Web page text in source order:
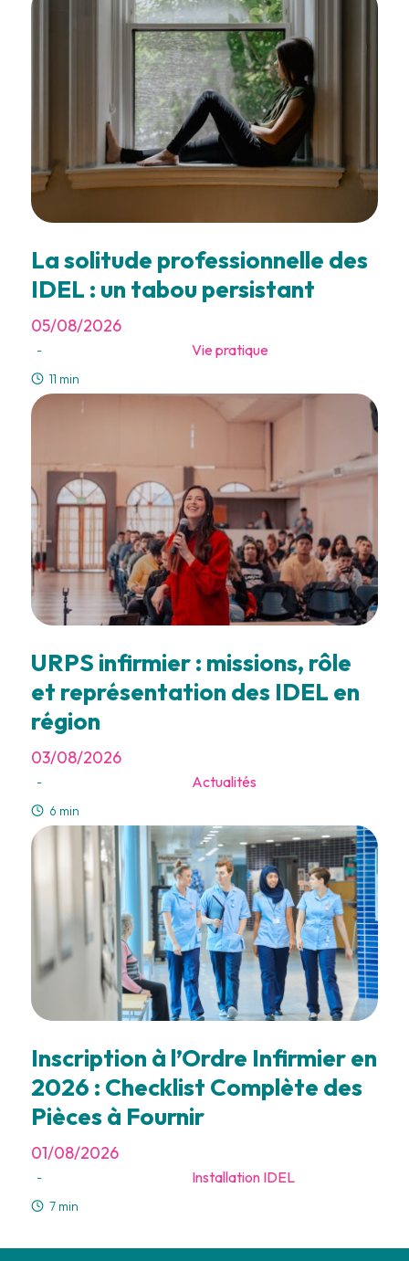
La solitude professionnelle des
IDEL : un tabou persistant
05/08/2026
- Vie pratique
11 min
URPS infirmier : missions, rôle
et représentation des IDEL en
région
03/08/2026
- Actualités
6 min
Inscription à l’Ordre Infirmier en
2026 : Checklist Complète des
Pièces à Fournir
01/08/2026
- Installation IDEL
7 min